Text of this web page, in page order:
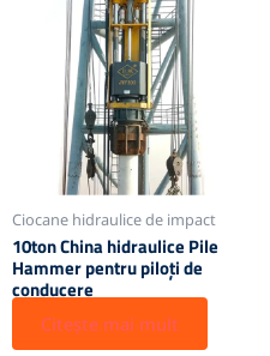
Ciocane hidraulice de impact
10ton China hidraulice Pile
Hammer pentru piloți de
conducere
Citește mai mult